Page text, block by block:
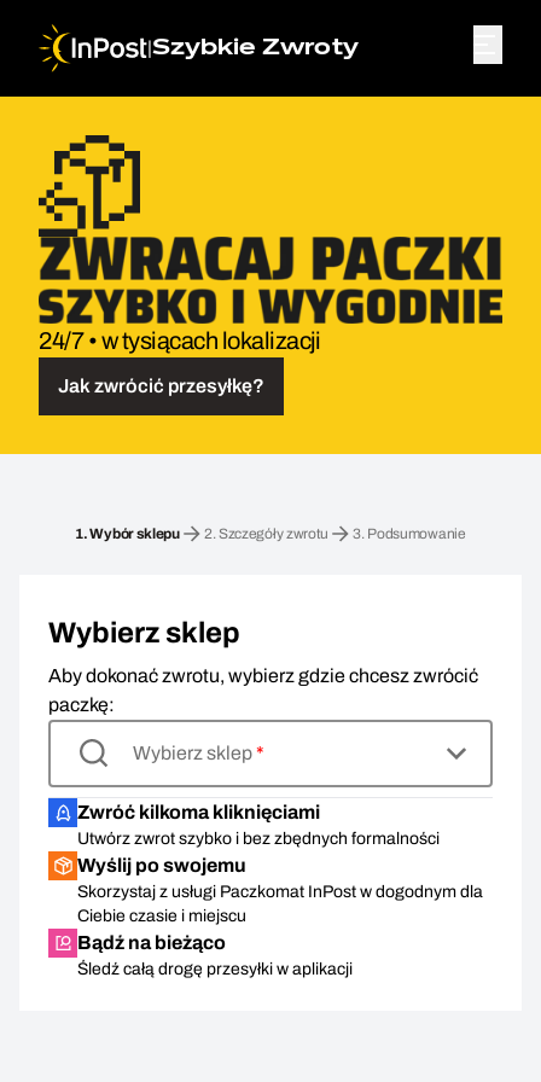
|Szybkie Zwroty
24/7 • w tysiącach lokalizacji
Jak zwrócić przesyłkę?
1.Wybór sklepu 2.Szczegóły zwrotu 3. Podsumowanie
Wybierz sklep
Aby dokonać zwrotu, wybierz gdzie chcesz zwrócić
paczkę:
Wybierz sklep*
Zwróć kilkoma kliknięciami
Utwórz zwrot szybko i bez zbędnych formalności
Wyślij po swojemu
Skorzystaj z usługi Paczkomat InPost w dogodnym dla
Ciebie czasie i miejscu
Bądź na bieżąco
Śledź całą drogę przesyłki w aplikacji